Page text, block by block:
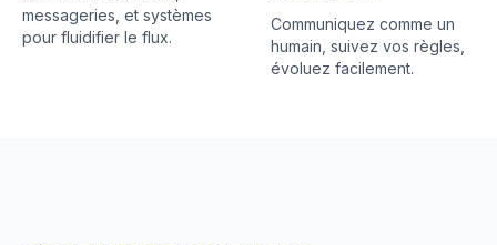
messageries, et systèmes
pour fluidifier le flux.
Communiquez comme un
humain, suivez vos règles,
évoluez facilement.